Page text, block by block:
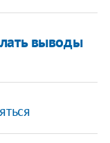
выводы